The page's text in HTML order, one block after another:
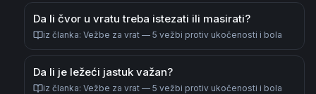
Da li čvor u vratu treba istezati ili masirati?
iz članka: Vežbe za vrat — 5 vežbi protiv ukočenosti i bola
Da li je ležeći jastuk važan?
iz članka: Vežbe za vrat — 5 vežbi protiv ukočenosti i bola